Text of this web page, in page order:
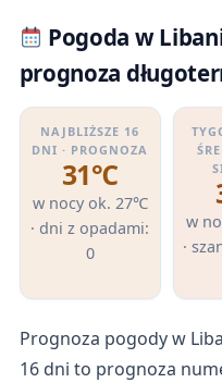
Pogoda w
prognoza
NAJBLIŻSZE 16
DNI · PROGNOZA
31℃
w nocy ok. 27℃
· dni z opadami:
0
w
·
Prognoza pogody w
16 dni to prognoza